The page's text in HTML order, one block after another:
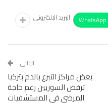
WhatsApp البريد الالكتروني
التالي
بعض مراكز التبرع بالدم بتركيا
ترفض السوريين رغم حاجة
المرضى في المستشفيات